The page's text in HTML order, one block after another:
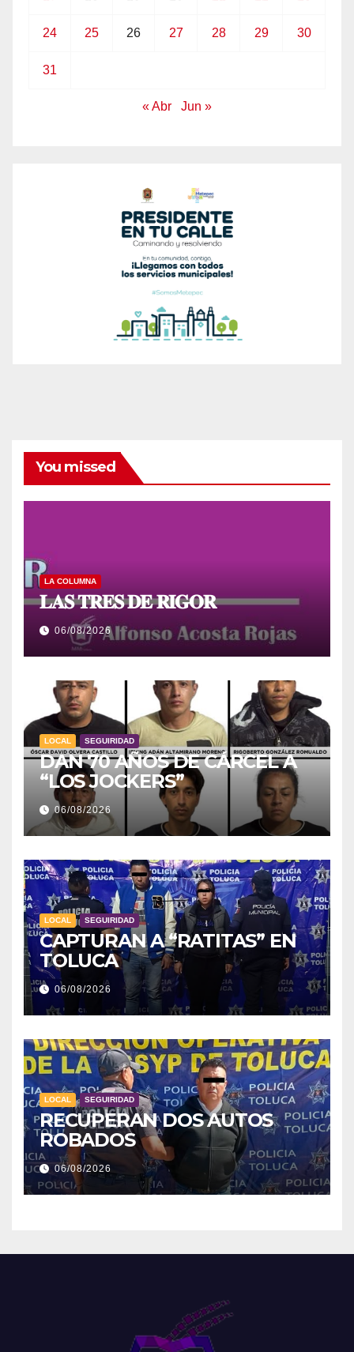
24 25 26 27 28 29 30
31
« Abr Jun »
You missed
LA COLUMNA
𝐋𝐀𝐒 𝐓𝐑𝐄𝐒 𝐃𝐄 𝐑𝐈𝐆𝐎𝐑
06/08/2026
LOCAL SEGUIRIDAD
DAN 70 AÑOS DE CÁRCEL A
“LOS JOCKERS”
06/08/2026
LOCAL SEGUIRIDAD
CAPTURAN A “RATITAS” EN
TOLUCA
06/08/2026
LOCAL SEGUIRIDAD
RECUPERAN DOS AUTOS
ROBADOS
06/08/2026